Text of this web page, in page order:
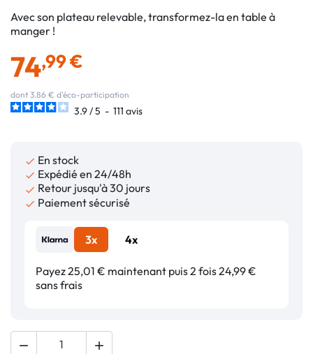
Avec son plateau relevable, transformez-la en table à
manger !
74,99 €
dont 3.86 € d'éco-participation
3.9/5 - 111 avis
 En stock
 Expédié en 24/48h
 Retour jusqu'à 30 jours
 Paiement sécurisé
3x 4x
Payez 25,01 € maintenant puis 2 fois 24,99 €
sans frais
 